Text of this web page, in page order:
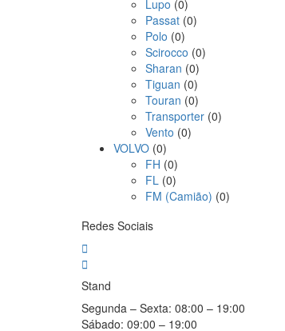
Lupo (0)
Passat (0)
Polo (0)
Scirocco (0)
Sharan (0)
Tiguan (0)
Touran (0)
Transporter (0)
Vento (0)
VOLVO (0)
FH (0)
FL (0)
FM (Camião) (0)
Redes Sociais
Stand
Segunda – Sexta: 08:00 – 19:00
Sábado: 09:00 – 19:00